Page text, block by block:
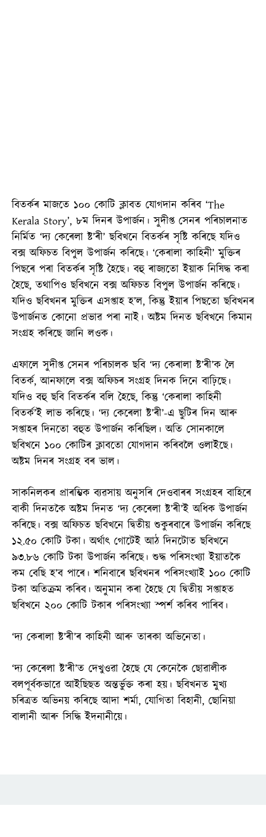
বিতৰ্কৰ মাজতে ১০০ কোটি ক্লাবত যোগদান কৰিব ‘The
Kerala Story’, ৮ম দিনৰ উপাৰ্জন। সুদীপ্ত সেনৰ পৰিচালনাত
নিৰ্মিত ‘দ্য কেৰেলা ষ্ট’ৰী’ ছবিখনে বিতৰ্কৰ সৃষ্টি কৰিছে যদিও
বক্স অফিচত বিপুল উপাৰ্জন কৰিছে। ‘কেৰালা কাহিনী’ মুক্তিৰ
পিছৰে পৰা বিতৰ্কৰ সৃষ্টি হৈছে। বহু ৰাজ্যতো ইয়াক নিষিদ্ধ কৰা
হৈছে, তথাপিও ছবিখনে বক্স অফিচত বিপুল উপাৰ্জন কৰিছে।
যদিও ছবিখনৰ মুক্তিৰ এসপ্তাহ হ’ল, কিন্তু ইয়াৰ পিছতো ছবিখনৰ
উপাৰ্জনত কোনো প্ৰভাৱ পৰা নাই। অষ্টম দিনত ছবিখনে কিমান
সংগ্ৰহ কৰিছে জানি লওক।
এফালে সুদীপ্ত সেনৰ পৰিচালক ছবি ‘দ্য কেৰালা ষ্ট’ৰী’ক লৈ
বিতৰ্ক, আনফালে বক্স অফিচৰ সংগ্ৰহ দিনক দিনে বাঢ়িছে।
যদিও বহু ছবি বিতৰ্কৰ বলি হৈছে, কিন্তু ‘কেৰালা কাহিনী
বিতৰ্ক’ই লাভ কৰিছে। ‘দ্য কেৰেলা ষ্ট’ৰী’-এ ছুটিৰ দিন আৰু
সপ্তাহৰ দিনতো বহুত উপাৰ্জন কৰিছিল। অতি সোনকালে
ছবিখনে ১০০ কোটিৰ ক্লাবতো যোগদান কৰিবলৈ ওলাইছে।
অষ্টম দিনৰ সংগ্ৰহ বৰ ভাল।
সাকনিলকৰ প্ৰাৰম্ভিক ব্যৱসায় অনুসৰি দেওবাৰৰ সংগ্ৰহৰ বাহিৰে
বাকী দিনতকৈ অষ্টম দিনত ‘দ্য কেৰেলা ষ্ট’ৰী’ই অধিক উপাৰ্জন
কৰিছে। বক্স অফিচত ছবিখনে দ্বিতীয় শুকুৰবাৰে উপাৰ্জন কৰিছে
১২.৫০ কোটি টকা। অৰ্থাৎ গোটেই আঠ দিনটোত ছবিখনে
৯৩.৮৬ কোটি টকা উপাৰ্জন কৰিছে। শুদ্ধ পৰিসংখ্যা ইয়াতকৈ
কম বেছি হ’ব পাৰে। শনিবাৰে ছবিখনৰ পৰিসংখ্যাই ১০০ কোটি
টকা অতিক্ৰম কৰিব। অনুমান কৰা হৈছে যে দ্বিতীয় সপ্তাহত
ছবিখনে ২০০ কোটি টকাৰ পৰিসংখ্যা স্পৰ্শ কৰিব পাৰিব।
‘দ্য কেৰালা ষ্ট’ৰী’ৰ কাহিনী আৰু তাৰকা অভিনেতা।
‘দ্য কেৰেলা ষ্ট’ৰী’ত দেখুওৱা হৈছে যে কেনেকৈ ছোৱালীক
বলপূৰ্বকভাৱে আইছিছত অন্তৰ্ভুক্ত কৰা হয়। ছবিখনত মুখ্য
চৰিত্ৰত অভিনয় কৰিছে আদা শৰ্মা, যোগিতা বিহানী, ছোনিয়া
বালানী আৰু সিদ্ধি ইদনানীয়ে।